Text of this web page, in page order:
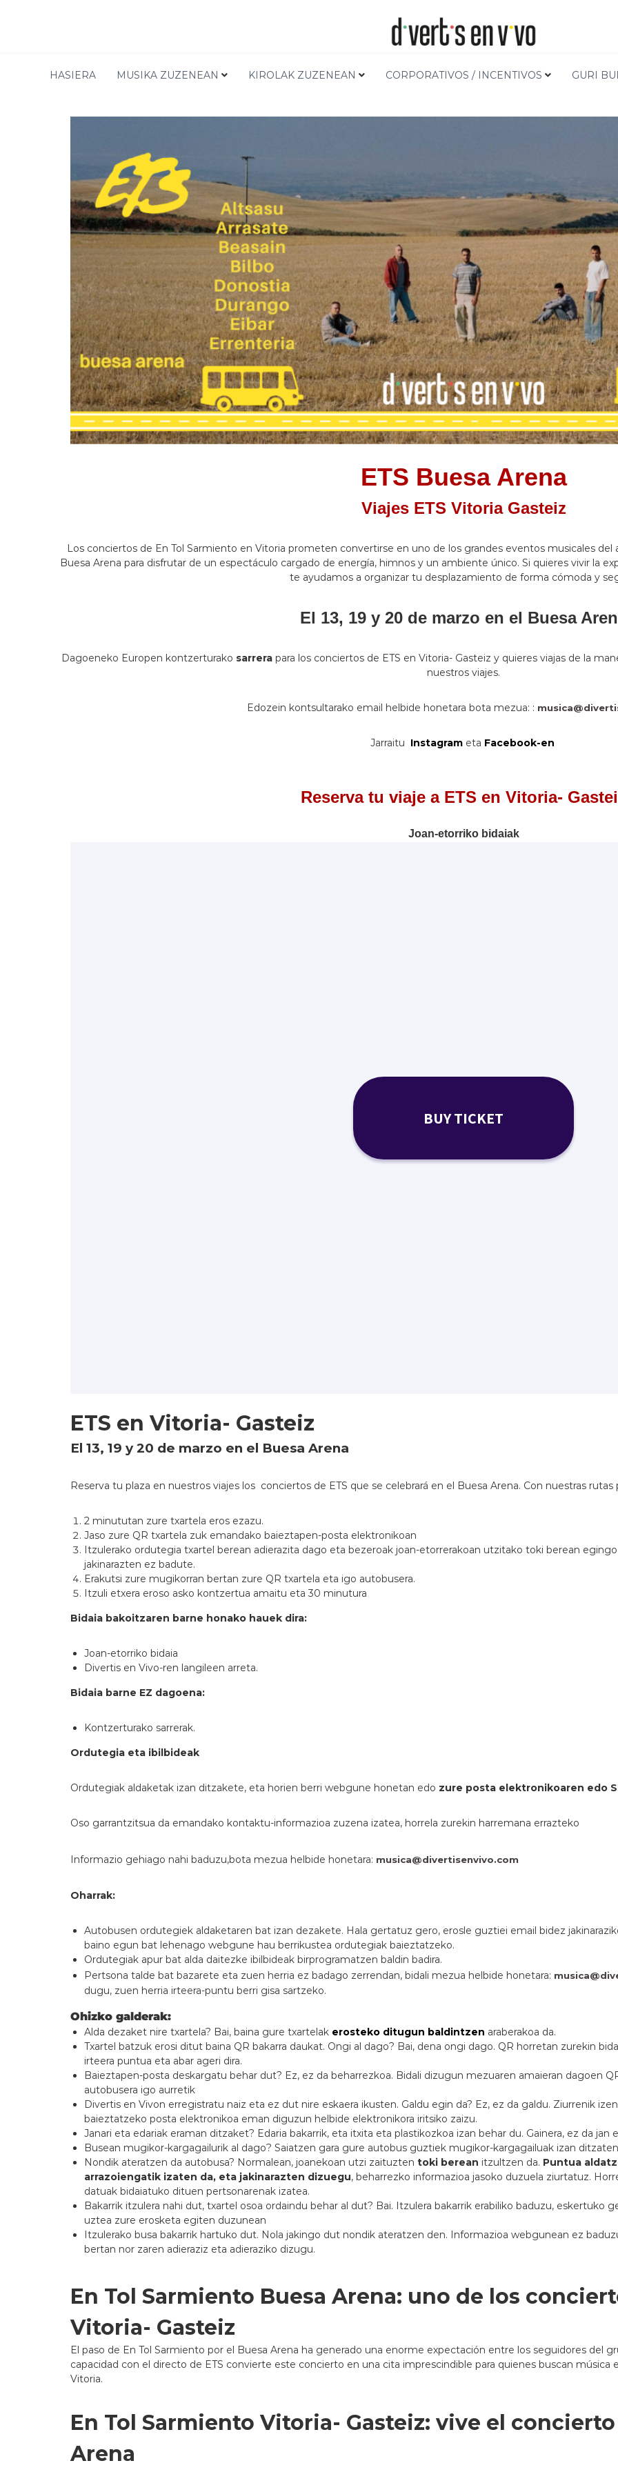
HASIERA MUSIKA ZUZENEAN KIROLAK ZUZENEAN CORPORATIVOS / INCENTIVOS GURI
ETS Buesa Arena
Viajes ETS Vitoria Gasteiz
Los conciertos de En Tol Sarmiento en Vitoria prometen convertirse en uno de los grandes eventos musicales del
Buesa Arena para disfrutar de un espectáculo cargado de energía, himnos y un ambiente único. Si quieres vivir la
te ayudamos a organizar tu desplazamiento de forma cómoda y
El 13, 19 y 20 de marzo en el Buesa
Dagoeneko Europen kontzerturako sarrerapara los conciertos de ETS en Vitoria- Gasteiz y quieres viajas de la
nuestros viajes.
Edozein kontsultarako email helbide honetara bota mezua: :
Jarraitu Instagram eta Facebook-en
Reserva tu viaje a ETS en Vitoria-
Joan-etorriko bidaiak
ETS en Vitoria- Gasteiz
El 13, 19 y 20 de marzo en el Buesa Arena
Reserva tu plaza en nuestros viajes los conciertos de ETS que se celebrará en el Buesa Arena. Con nuestras
2 minututan zure txartela eros ezazu.
Jaso zure QR txartela zuk emandako baieztapen-posta elektronikoan
Itzulerako ordutegia txartel berean adierazita dago eta bezeroak joan-etorrerakoan utzitako toki berean
jakinarazten ez badute.
Erakutsi zure mugikorran bertan zure QR txartela eta igo autobusera.
Itzuli etxera eroso asko kontzertua amaitu eta 30 minutura
Bidaia bakoitzaren barne honako hauek dira:
Joan-etorriko bidaia
Divertis en Vivo-ren langileen arreta.
Bidaia barne EZ dagoena:
Kontzerturako sarrerak.
Ordutegia eta ibilbideak
Ordutegiak aldaketak izan ditzakete, eta horien berri webgune honetan edo zure posta elektronikoaren edo
Oso garrantzitsua da emandako kontaktu-informazioa zuzena izatea, horrela zurekin harremana errazteko
Informazio gehiago nahi baduzu,bota mezua helbide honetara: musica@divertisenvivo.com
Oharrak:
Autobusen ordutegiek aldaketaren bat izan dezakete. Hala gertatuz gero, erosle guztiei email bidez
baino egun bat lehenago webgune hau berrikustea ordutegiak baieztatzeko.
Ordutegiak apur bat alda daitezke ibilbideak birprogramatzen baldin badira.
Pertsona talde bat bazarete eta zuen herria ez badago zerrendan, bidali mezua helbide honetara:
dugu, zuen herria irteera-puntu berri gisa sartzeko.
Ohizko galderak:
Alda dezaket nire txartela? Bai, baina gure txartelak erosteko ditugun baldintzen araberakoa da.
Txartel batzuk erosi ditut baina QR bakarra daukat. Ongi al dago? Bai, dena ongi dago. QR horretan zurekin
irteera puntua eta abar ageri dira.
Baieztapen-posta deskargatu behar dut? Ez, ez da beharrezkoa. Bidali dizugun mezuaren amaieran dagoen
autobusera igo aurretik
Divertis en Vivon erregistratu naiz eta ez dut nire eskaera ikusten. Galdu egin da? Ez, ez da galdu. Ziurrenik
baieztatzeko posta elektronikoa eman diguzun helbide elektronikora iritsiko zaizu.
Janari eta edariak eraman ditzaket? Edaria bakarrik, eta itxita eta plastikozkoa izan behar du. Gainera, ez da
Busean mugikor-kargagailurik al dago? Saiatzen gara gure autobus guztiek mugikor-kargagailuak izan
Nondik ateratzen da autobusa? Normalean, joanekoan utzi zaituzten toki berean itzultzen da. Puntua
arrazoiengatik izaten da, eta jakinarazten dizuegu, beharrezko informazioa jasoko duzuela ziurtatuz.
datuak bidaiatuko dituen pertsonarenak izatea.
Bakarrik itzulera nahi dut, txartel osoa ordaindu behar al dut? Bai. Itzulera bakarrik erabiliko baduzu, eskertuko
uztea zure erosketa egiten duzunean
Itzulerako busa bakarrik hartuko dut. Nola jakingo dut nondik ateratzen den. Informazioa webgunean ez
bertan nor zaren adieraziz eta adieraziko dizugu.
En Tol Sarmiento Buesa Arena: uno de los
Vitoria- Gasteiz
El paso de En Tol Sarmiento por el Buesa Arena ha generado una enorme expectación entre los seguidores del
capacidad con el directo de ETS convierte este concierto en una cita imprescindible para quienes buscan
Vitoria.
En Tol Sarmiento Vitoria- Gasteiz: vive el concierto
Arena